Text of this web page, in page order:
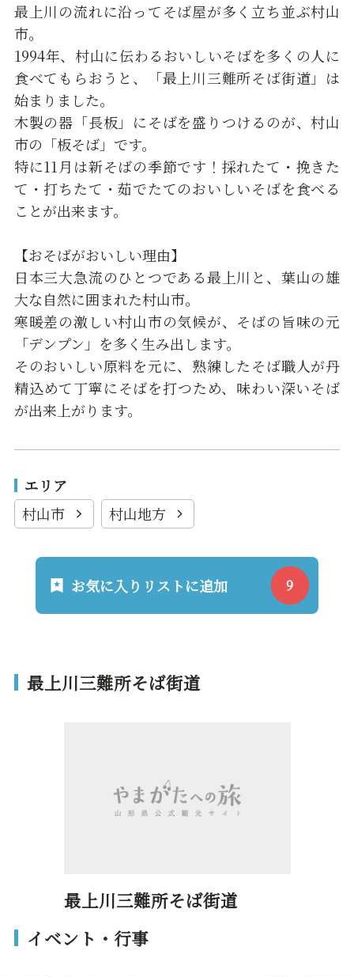
最上川の流れに沿ってそば屋が多く立ち並ぶ村山
市。
1994年、村山に伝わるおいしいそばを多くの人に
食べてもらおうと、「最上川三難所そば街道」は
始まりました。
木製の器「長板」にそばを盛りつけるのが、村山
市の「板そば」です。
特に11月は新そばの季節です！採れたて・挽きた
て・打ちたて・茹でたてのおいしいそばを食べる
ことが出来ます。
【おそばがおいしい理由】
日本三大急流のひとつである最上川と、葉山の雄
大な自然に囲まれた村山市。
寒暖差の激しい村山市の気候が、そばの旨味の元
「デンプン」を多く生み出します。
そのおいしい原料を元に、熟練したそば職人が丹
精込めて丁寧にそばを打つため、味わい深いそば
が出来上がります。
エリア
村山市
村山地方
お気に入りリストに追加
最上川三難所そば街道
最上川三難所そば街道
イベント・行事